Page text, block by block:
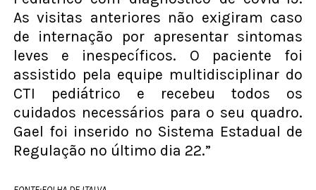
As visitas anteriores não exigiram caso
de internação por apresentar sintomas
leves e inespecíficos. O paciente foi
assistido pela equipe multidisciplinar do
CTI pediátrico e recebeu todos os
cuidados necessários para o seu quadro.
Gael foi inserido no Sistema Estadual de
Regulação no último dia 22.”